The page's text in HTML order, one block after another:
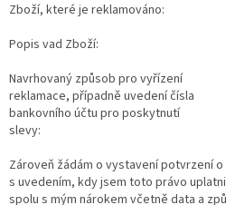
Zboží, které je reklamováno:
Popis vad Zboží:
Navrhovaný způsob pro vyřízení
reklamace, případně uvedení čísla
bankovního účtu pro poskytnutí
slevy:
Zároveň žádám o vystavení potvrzení
s uvedením, kdy jsem toto právo
spolu s mým nárokem včetně data a